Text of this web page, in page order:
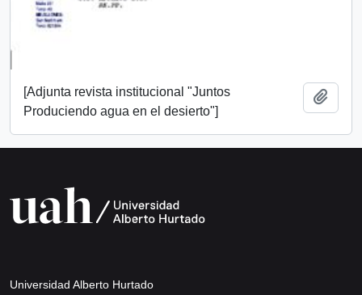
[Adjunta revista institucional "Juntos
Produciendo agua en el desierto"]
Universidad Alberto Hurtado